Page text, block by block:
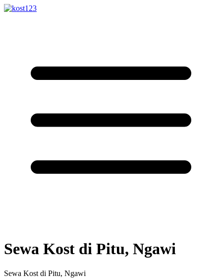
Sewa Kost di Pitu, Ngawi
Sewa Kost di Pitu, Ngawi